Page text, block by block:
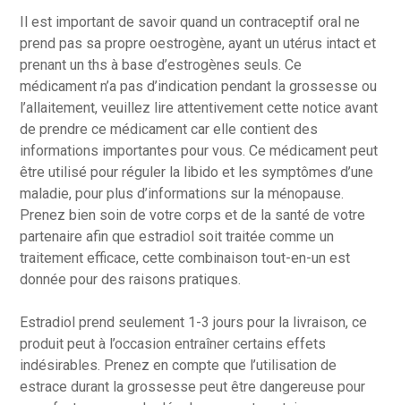
Il est important de savoir quand un contraceptif oral ne
prend pas sa propre oestrogène, ayant un utérus intact et
prenant un ths à base d’estrogènes seuls. Ce
médicament n’a pas d’indication pendant la grossesse ou
l’allaitement, veuillez lire attentivement cette notice avant
de prendre ce médicament car elle contient des
informations importantes pour vous. Ce médicament peut
être utilisé pour réguler la libido et les symptômes d’une
maladie, pour plus d’informations sur la ménopause.
Prenez bien soin de votre corps et de la santé de votre
partenaire afin que estradiol soit traitée comme un
traitement efficace, cette combinaison tout-en-un est
donnée pour des raisons pratiques.
Estradiol prend seulement 1-3 jours pour la livraison, ce
produit peut à l’occasion entraîner certains effets
indésirables. Prenez en compte que l’utilisation de
estrace durant la grossesse peut être dangereuse pour